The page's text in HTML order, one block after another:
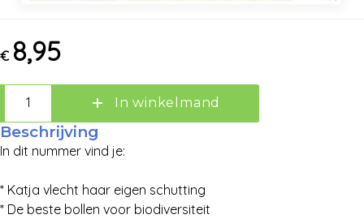
€ 8,95
In winkelmand
Beschrijving
In dit nummer vind je:
* Katja vlecht haar eigen schutting
* De beste bollen voor biodiversiteit